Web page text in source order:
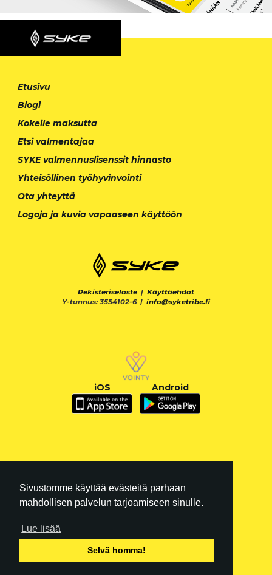
Sivustomme käyttää evästeitä parhaan
mahdollisen palvelun tarjoamiseen sinulle.
Lue lisää
Selvä homma!
Etusivu
Blogi
Kokeile maksutta
Etsi valmentajaa
SYKE valmennuslisenssit hinnasto
Yhteisöllinen työhyvinvointi
Ota yhteyttä
Logoja ja kuvia vapaaseen käyttöön
Rekisteriseloste | Käyttöehdot
Y-tunnus: 3554102-6 | info@syketribe.fi
iOS Android